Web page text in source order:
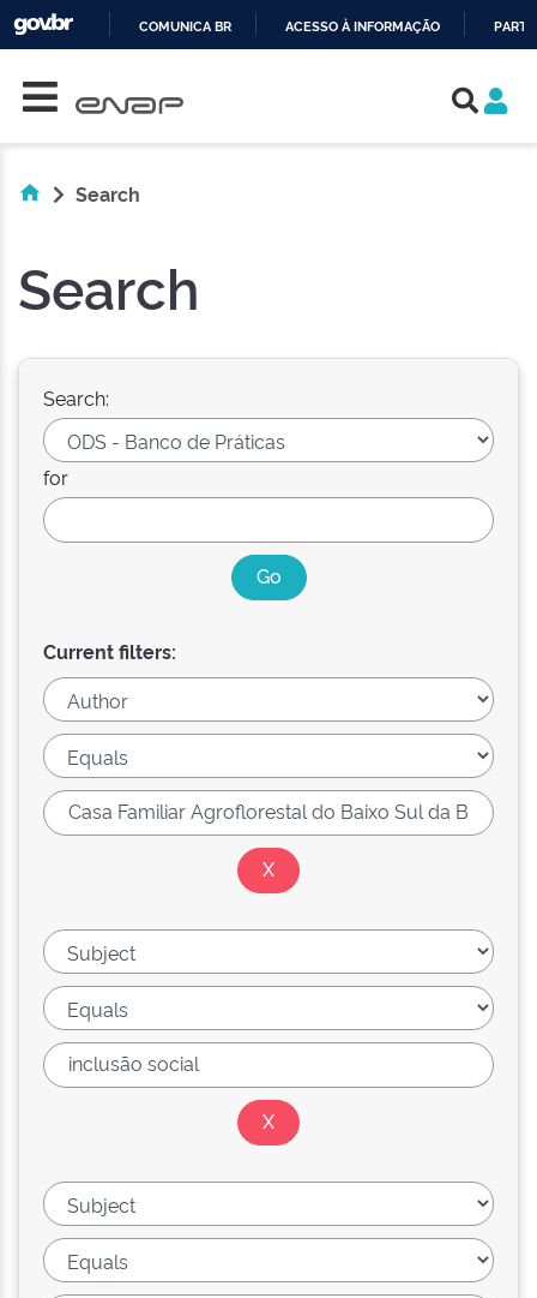
COMUNICA BR ACESSO À INFORMAÇÃO
Search
Search
Search:
for
Current filters: